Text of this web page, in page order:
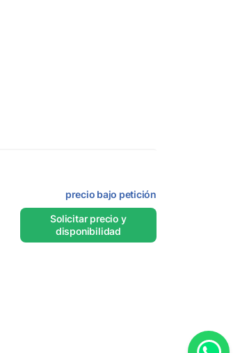
precio bajo petición
Solicitar precio y
disponibilidad